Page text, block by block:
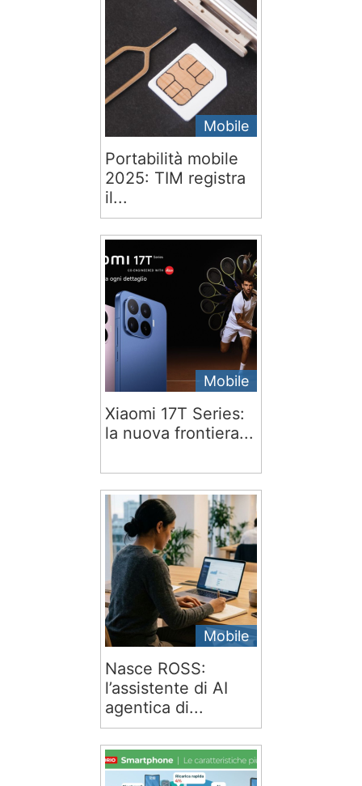
Mobile
Portabilità mobile
2025: TIM registra
il...
Mobile
Xiaomi 17T Series:
la nuova frontiera...
Mobile
Nasce ROSS:
l’assistente di AI
agentica di...